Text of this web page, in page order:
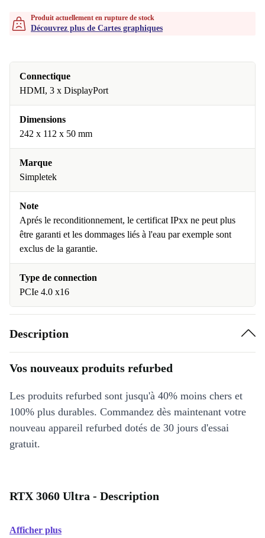
Produit actuellement en rupture de stock
Découvrez plus de Cartes graphiques
Connectique
HDMI, 3 x DisplayPort
Dimensions
242 x 112 x 50 mm
Marque
Simpletek
Note
Aprés le reconditionnement, le certificat IPxx ne peut plus
être garanti et les dommages liés à l'eau par exemple sont
exclus de la garantie.
Type de connection
PCIe 4.0 x16
Description
Vos nouveaux produits refurbed
Les produits refurbed sont jusqu'à 40% moins chers et
100% plus durables. Commandez dès maintenant votre
nouveau appareil refurbed dotés de 30 jours d'essai
gratuit.
RTX 3060 Ultra - Description
Afficher plus